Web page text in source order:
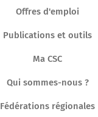
Offres d'emploi
Publications et outils
Ma CSC
Qui sommes-nous ?
Fédérations régionales